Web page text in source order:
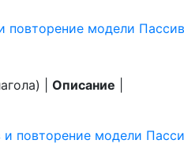
повторение модели
| Описание
повторение модели